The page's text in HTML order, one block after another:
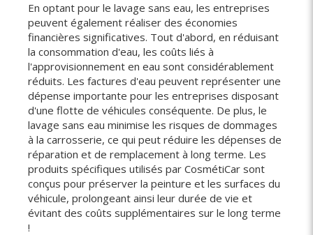
En optant pour le lavage sans eau, les entreprises
peuvent également réaliser des économies
financières significatives. Tout d'abord, en réduisant
la consommation d'eau, les coûts liés à
l'approvisionnement en eau sont considérablement
réduits. Les factures d'eau peuvent représenter une
dépense importante pour les entreprises disposant
d'une flotte de véhicules conséquente. De plus, le
lavage sans eau minimise les risques de dommages
à la carrosserie, ce qui peut réduire les dépenses de
réparation et de remplacement à long terme. Les
produits spécifiques utilisés par CosmétiCar sont
conçus pour préserver la peinture et les surfaces du
véhicule, prolongeant ainsi leur durée de vie et
évitant des coûts supplémentaires sur le long terme
!